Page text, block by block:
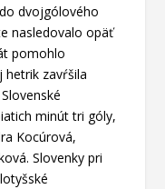
dvojgólového
nasledovalo opäť
pomohlo
zavŕšila
minút tri góly,
Kocúrová,
Slovenky pri